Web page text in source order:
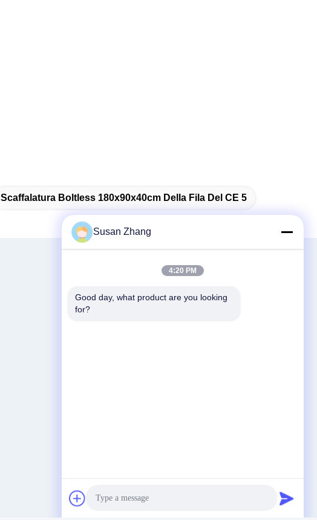
Scaffalatura Boltless 180x90x40cm Della Fila Del CE 5
Susan Zhang
4:20 PM
Good day, what product are you looking
for?